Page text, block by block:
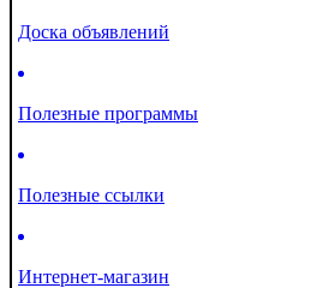
Доска объявлений
Полезные программы
Полезные ссылки
Интернет-магазин